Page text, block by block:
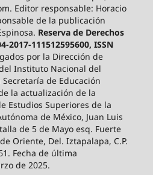
Editor responsable: Horacio
de la publicación
Reserva de Derechos
2017-111512595600, ISSN
por la Dirección de
Instituto Nacional del
de Educación
la actualización de la
Estudios Superiores de la
de México, Juan Luis
de 5 de Mayo esq. Fuerte
Oriente, Del. Iztapalapa, C.P.
Fecha de última
de 2025.